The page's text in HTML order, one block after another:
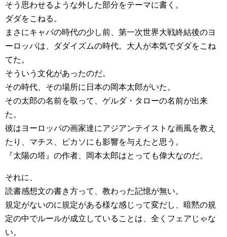
そう思わせるような外した部分をテーマに書く。
ダダをこねる。
まさにキャパの時代の少し前、第一次世界大戦終結後のヨ
ーロッパは、ダダイズムの時代。大人が本気でダダをこね
てた。
そういう文化があったのだ。
その時代、その場所に日本の岡本太郎がいた。
その太郎の名前を取って、ゲルダ・タローの名前が出来
た。
彼はヨーロッパの画家達にアジアンテイストな画風を教え
たり、マチス、ピカソにも影響を与えたと思う。
『太陽の塔』の作者、岡本太郎はとっても偉大なのだ。
それに、
読書感想文の書き方って、教わった記憶が無い。
規定がないのに規定がある様な感じって変だし、暗黙の規
定の中でルールが成立していることは、全くフェアじゃな
い。